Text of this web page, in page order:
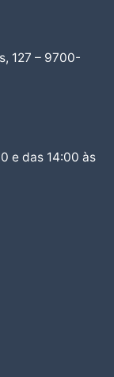
127 – 9700-
e das 14:00 às